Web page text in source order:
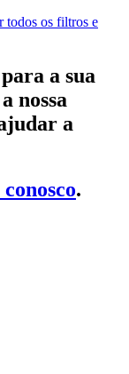
todos os filtros e
a sua
nossa
a
.